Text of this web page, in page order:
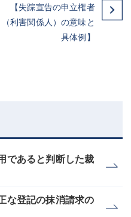
【失踪宣告の申立権者
（利害関係人）の意味と
具体例】
であると判断した裁
な登記の抹消請求の